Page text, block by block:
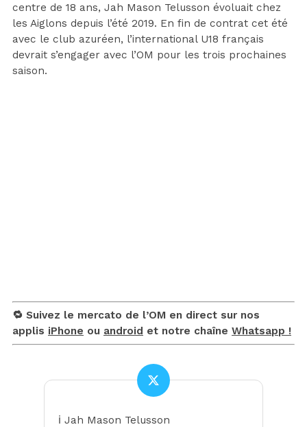
centre de 18 ans, Jah Mason Telusson évoluait chez
les Aiglons depuis l’été 2019. En fin de contrat cet été
avec le club azuréen, l’international U18 français
devrait s’engager avec l’OM pour les trois prochaines
saison.
🔁 Suivez le mercato de l’OM en direct sur nos
applis iPhone ou android et notre chaîne Whatsapp !
ℹ️ Jah Mason Telusson